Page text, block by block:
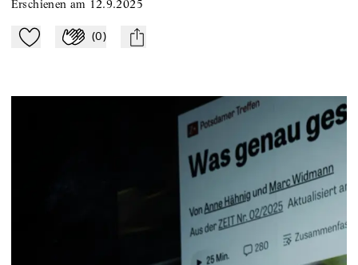
Erschienen am 12.9.2025
Zu Mein-TdZ hinzufügen
Applaudieren
(0) mail